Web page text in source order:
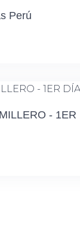
Perú
- 1ER